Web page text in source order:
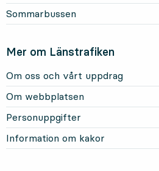
Sommarbussen
Mer om Länstrafiken
Om oss och vårt uppdrag
Om webbplatsen
Personuppgifter
Information om kakor